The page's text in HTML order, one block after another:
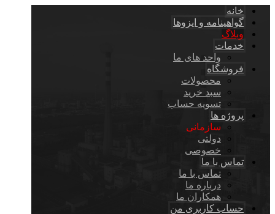
خانه
گواهینامه و ایزوها
وبلاگ
خدمات
واحد های ما
فروشگاه
محصولات
سبد خرید
تسویه حساب
پروژه ها
سازمانی
دولتی
خصوصی
تماس با ما
تماس با ما
درباره ما
همکاران ما
حساب کاربری من